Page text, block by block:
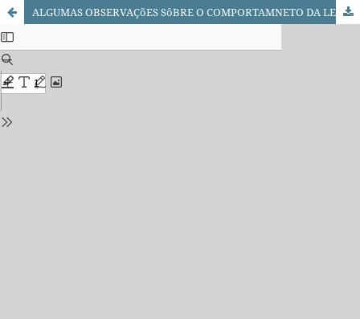
ALGUMAS OBSERVAÇõES SôBRE O COMPORTAMNETO DA LEISHMANIA BRAZILIENSIS EM CÃES